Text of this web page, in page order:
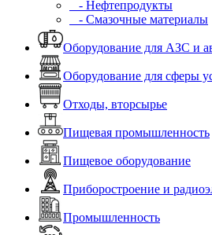
- Нефтепродукты
- Смазочные материалы
Оборудование для АЗС и
Оборудование для сферы
Отходы, вторсырье
Пищевая промышленность
Пищевое оборудование
Приборостроение и
Промышленность